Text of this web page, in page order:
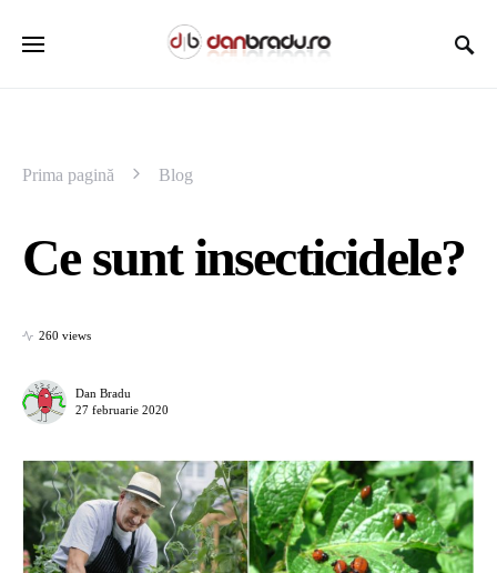
Prima pagină Blog
Ce sunt insecticidele?
260 views
Dan Bradu
27 februarie 2020